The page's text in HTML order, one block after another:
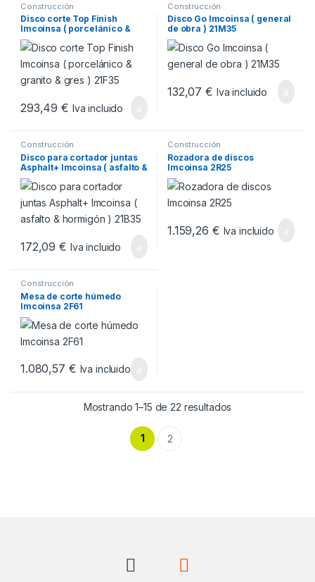
Construcción
Disco corte Top Finish
Imcoinsa ( porcelánico &
granito & gres ) 21F35
293,49€ Iva incluido
Construcción
Disco Go Imcoinsa ( general
de obra ) 21M35
132,07€ Iva incluido
Construcción
Disco para cortador juntas
Asphalt+ Imcoinsa ( asfalto &
hormigón ) 21B35
172,09€ Iva incluido
Construcción
Rozadora de discos
Imcoinsa 2R25
1.159,26 € Iva incluido
Construcción
Mesa de corte húmedo
Imcoinsa 2F61
1.080,57 € Iva incluido
Mostrando 1–15 de 22 resultados
1 2